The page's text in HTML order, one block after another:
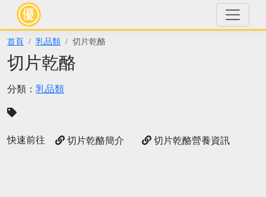
首頁 乳品類 切片乾酪
切片乾酪
分類： 乳品類
快速前往 切片乾酪簡介 切片乾酪營養資訊